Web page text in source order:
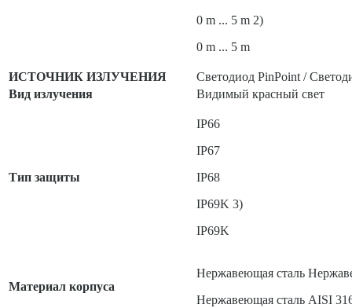
0 m ... 5 m 2)
0 m ... 5 m
ИСТОЧНИК ИЗЛУЧЕНИЯ
Светодиод PinPoint /
Вид излучения
Видимый красный свет
Тип защиты
IP66
IP67
IP68
IP69K 3)
IP69K
Материал корпуса
Нержавеющая сталь
Нержавеющая сталь AISI